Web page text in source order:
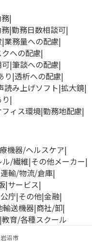
勤務日数相談可
業務量への配慮
への配慮
筆談への配慮
り 透析への配慮
読み上げソフト 拡大鏡
ィス環境 勤務地配慮
機器/ヘルスケア
ル/繊維 その他メーカー
運輸/物流/倉庫
サービス
庁 その他 金融
輸送機器 商社/卸
教育/各種スクール
岩沼市